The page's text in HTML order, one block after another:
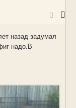
назад задумал
надо.В